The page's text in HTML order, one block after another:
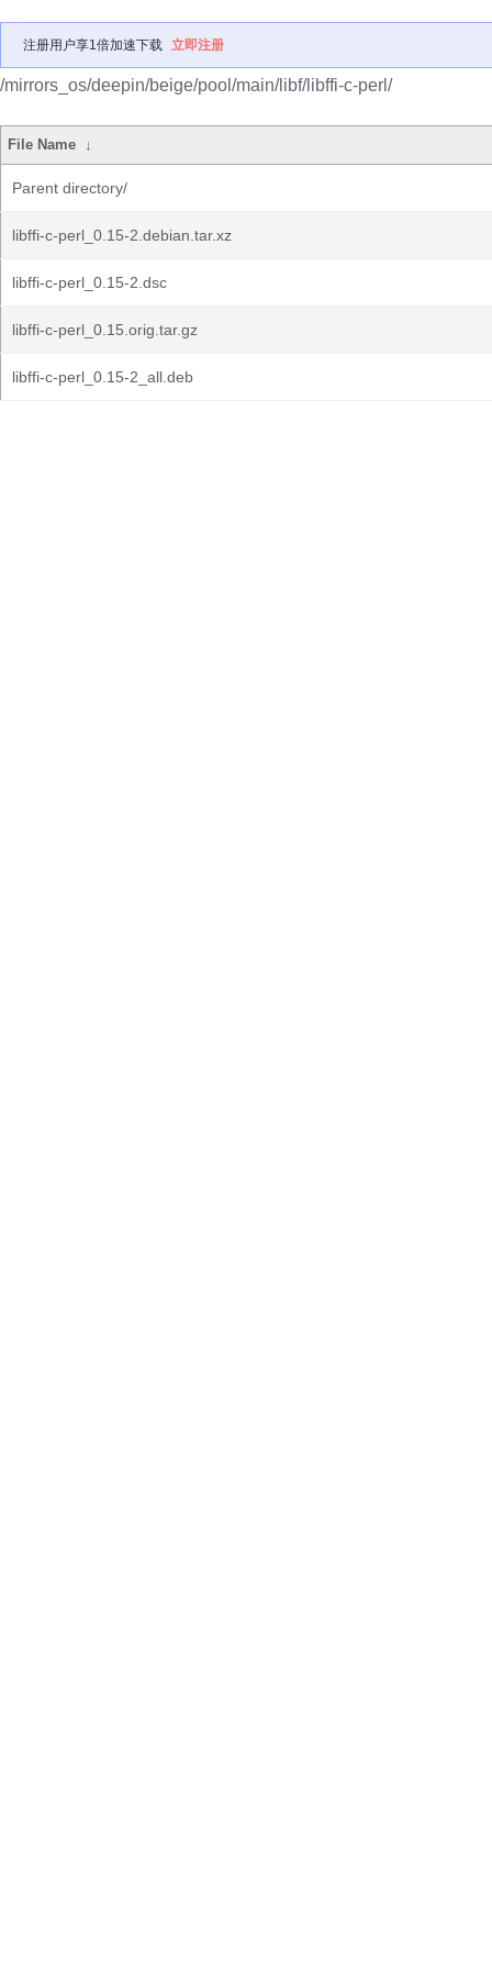
注册用户享1倍加速下载 立即注册
/mirrors_os/deepin/beige/pool/main/libf/libffi-c-perl/
File Name ↓
Parent directory/
libffi-c-perl_0.15-2.debian.tar.xz
libffi-c-perl_0.15-2.dsc
libffi-c-perl_0.15.orig.tar.gz
libffi-c-perl_0.15-2_all.deb